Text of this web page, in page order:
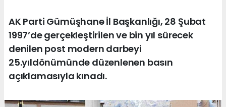
AK Parti Gümüşhane İl Başkanlığı, 28 Şubat
1997’de gerçekleştirilen ve bin yıl sürecek
denilen post modern darbeyi
25.yıldönümünde düzenlenen basın
açıklamasıyla kınadı.